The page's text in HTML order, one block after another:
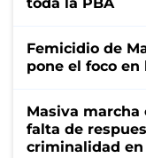
Femicidio de
pone el foco
Masiva
falta de
criminalidad